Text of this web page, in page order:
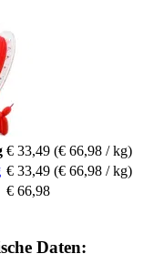
€ 33,49 (€ 66,98 / kg)
€ 33,49 (€ 66,98 / kg)
€ 66,98
Daten: